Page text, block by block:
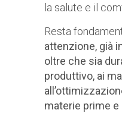
la salute e il
Resta
attenzione, già
oltre che sia
produttivo, ai
materie prime e